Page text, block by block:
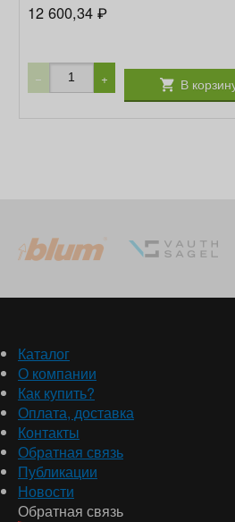
12 600,34 ₽
− + В
Каталог
О компании
Как купить?
Оплата, доставка
Контакты
Обратная связь
Публикации
Новости
Обратная связь